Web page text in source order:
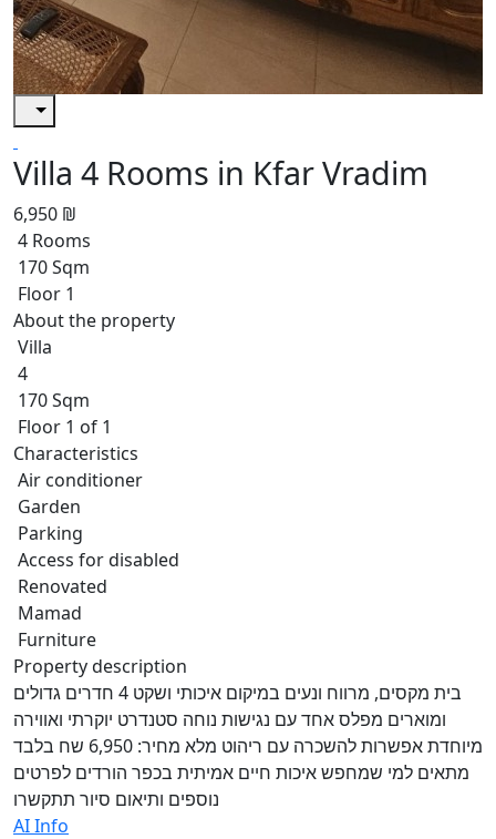
Villa 4 Rooms in Kfar Vradim
6,950 ₪
4 Rooms
170 Sqm
Floor 1
About the property
Villa
4
170 Sqm
Floor 1 of 1
Characteristics
Air conditioner
Garden
Parking
Access for disabled
Renovated
Mamad
Furniture
Property description
בית מקסים, מרווח ונעים במיקום איכותי ושקט 4 חדרים גדולים
ומוארים מפלס אחד עם נגישות נוחה סטנדרט יוקרתי ואווירה
מיוחדת אפשרות להשכרה עם ריהוט מלא מחיר: 6,950 שח בלבד
מתאים למי שמחפש איכות חיים אמיתית בכפר הורדים לפרטים
נוספים ותיאום סיור תתקשרו
AI Info